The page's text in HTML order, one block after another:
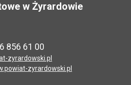
w Żyrardowie
856 61 00
zyrardowski.pl
zyrardowski.pl